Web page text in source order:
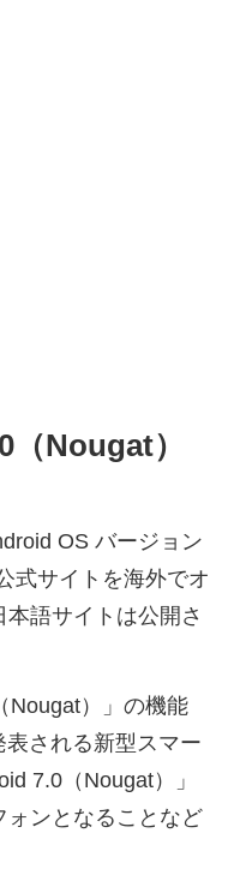
Nougat）
OS バージョン
式サイトを海外でオ
語サイトは公開さ
Nougat）」の機能
される新型スマー
7.0（Nougat）」
ォンとなることなど